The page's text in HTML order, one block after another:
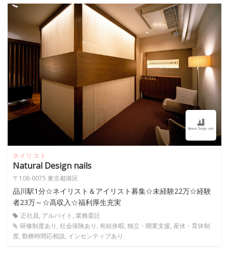
ネイリスト
Natural Design nails
〒108-0075 東京都港区
品川駅1分☆ネイリスト＆アイリスト募集☆未経験22万☆経験
者23万～☆高収入☆福利厚生充実
正社員, アルバイト, 業務委託
研修制度あり, 社会保険あり, 有給休暇, 独立・開業支援, 産休・育休制
度, 勤務時間応相談, インセンティブあり